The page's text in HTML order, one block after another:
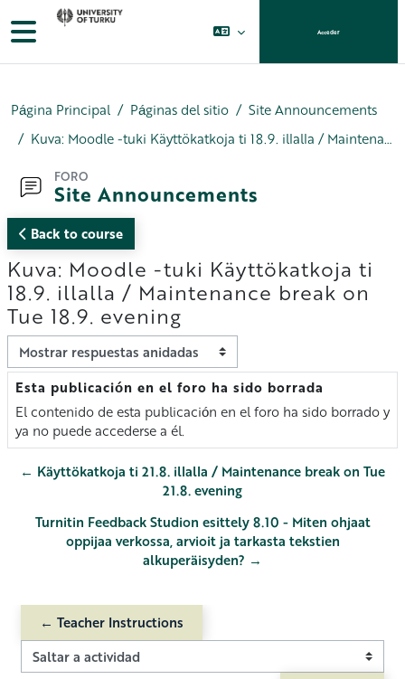
Salta al contenido principal
Panel lateral Acceder
Página Principal Páginas del sitio
Site Announcements
Kuva: Moodle -tuki Käyttökatkoja ti 18.9. illalla / Maintenance break on Tue 18.9. evening
FORO
Site Announcements
Back to course
Kuva: Moodle -tuki Käyttökatkoja ti
18.9. illalla / Maintenance break on
Tue 18.9. evening
Mostrar modo
Esta publicación en el foro ha sido borrada
Número de respuestas: 0
El contenido de esta publicación en el foro ha sido borrado y
ya no puede accederse a él.
← Käyttökatkoja ti 21.8. illalla / Maintenance break on Tue
21.8. evening
Turnitin Feedback Studion esittely 8.10 - Miten ohjaat
oppijaa verkossa, arvioit ja tarkasta tekstien
alkuperäisyden? →
← Teacher Instructions
Saltar a actividad